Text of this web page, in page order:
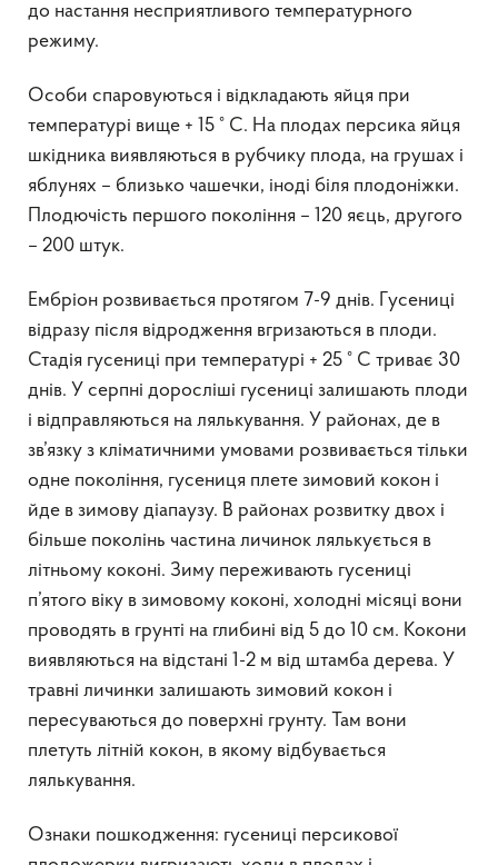
до настання несприятливого температурного
режиму.
Особи спаровуються і відкладають яйця при
температурі вище + 15 ° C. На плодах персика яйця
шкідника виявляються в рубчику плода, на грушах і
яблунях – близько чашечки, іноді біля плодоніжки.
Плодючість першого покоління – 120 яєць, другого
– 200 штук.
Ембріон розвивається протягом 7-9 днів. Гусениці
відразу після відродження вгризаються в плоди.
Стадія гусениці при температурі + 25 ° C триває 30
днів. У серпні доросліші гусениці залишають плоди
і відправляються на лялькування. У районах, де в
зв’язку з кліматичними умовами розвивається тільки
одне покоління, гусениця плете зимовий кокон і
йде в зимову діапаузу. В районах розвитку двох і
більше поколінь частина личинок лялькується в
літньому коконі. Зиму переживають гусениці
п’ятого віку в зимовому коконі, холодні місяці вони
проводять в грунті на глибині від 5 до 10 см. Кокони
виявляються на відстані 1-2 м від штамба дерева. У
травні личинки залишають зимовий кокон і
пересуваються до поверхні грунту. Там вони
плетуть літній кокон, в якому відбувається
лялькування.
Ознаки пошкодження: гусениці персикової